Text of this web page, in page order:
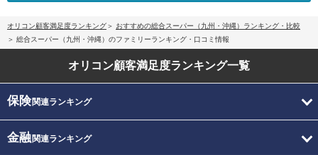
オリコン顧客満足度ランキング
おすすめの総合スーパー（九州・沖縄）ランキング・比較
総合スーパー（九州・沖縄）のファミリーランキング・口コミ情報
オリコン顧客満足度ランキング一覧
保険関連ランキング
金融関連ランキング